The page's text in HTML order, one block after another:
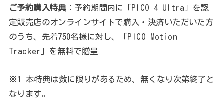
ご予約購入特典： 予約期間内に「PICO 4 Ultra」を認
定販売店のオンラインサイトで購入・決済いただいた方
のうち、先着750名様に対し、「PICO Motion
Tracker」を無料で贈呈
※1 本特典は数に限りがあるため、無くなり次第終了と
なります。